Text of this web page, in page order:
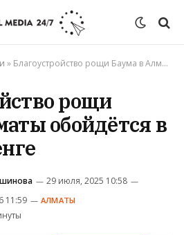
» Благоустройство рощи Баума в Алматы обойдётся в 4, 7 млрд тенге
рощи
обойдётся в
29 июля, 2025 10:58
11:59 АЛМАТЫ